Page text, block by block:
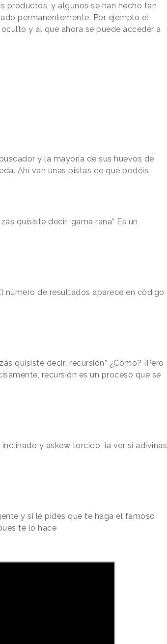
productos, y algunos se han hecho tan
permanentemente. Por ejemplo el
y al que ahora se puede acceder a
y la mayoría de sus huevos de
Ahí van unas pistas de qué podéis
quisiste decir: gama rana” Es un
número de resultados aparece en código
quisiste decir: recursión” ¿Cómo? ¡Pero
recursión es un proceso que se
y askew torcido, ¡a ver si adivinas
y si le pides que te haga el famoso
te lo hace